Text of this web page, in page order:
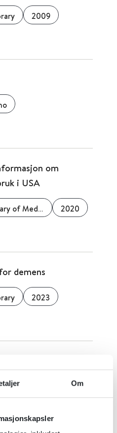
Om
2009
om
i USA
National Library of Medicine (NLM) 2020
demens
2023
2015